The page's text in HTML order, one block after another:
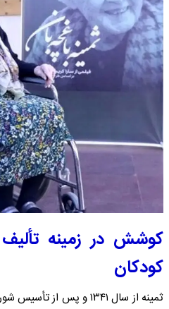
کوشش در زمینه
کودکان
ثمینه از سال ۱۳۴۱ و پس